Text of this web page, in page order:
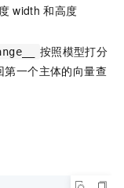
width 和高度
按照模型打分
一个主体的向量查